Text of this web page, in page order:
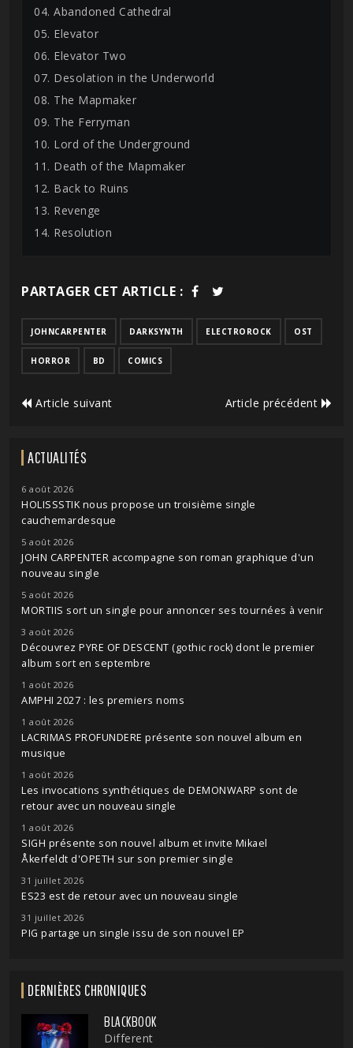
04. Abandoned Cathedral
05. Elevator
06. Elevator Two
07. Desolation in the Underworld
08. The Mapmaker
09. The Ferryman
10. Lord of the Underground
11. Death of the Mapmaker
12. Back to Ruins
13. Revenge
14. Resolution
PARTAGER CET ARTICLE :
JOHNCARPENTER DARKSYNTH ELECTROROCK OST
HORROR BD COMICS
Article suivant Article précédent
ACTUALITÉS
6 août 2026
HOLISSSTIK nous propose un troisième single
cauchemardesque
5 août 2026
JOHN CARPENTER accompagne son roman graphique d'un
nouveau single
5 août 2026
MORTIIS sort un single pour annoncer ses tournées à venir
3 août 2026
Découvrez PYRE OF DESCENT (gothic rock) dont le premier
album sort en septembre
1 août 2026
AMPHI 2027 : les premiers noms
1 août 2026
LACRIMAS PROFUNDERE présente son nouvel album en
musique
1 août 2026
Les invocations synthétiques de DEMONWARP sont de
retour avec un nouveau single
1 août 2026
SIGH présente son nouvel album et invite Mikael
Åkerfeldt d'OPETH sur son premier single
31 juillet 2026
ES23 est de retour avec un nouveau single
31 juillet 2026
PIG partage un single issu de son nouvel EP
DERNIÈRES CHRONIQUES
BLACKBOOK
Different